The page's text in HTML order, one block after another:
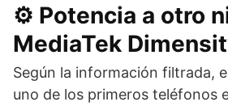
⚙️ Potencia a otro
MediaTek
Según la información filtrada,
uno de los primeros teléfonos